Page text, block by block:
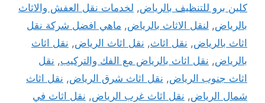
كلين برو للتنظيف بالرياض, لخدمات نقل العفش والاثاث
بالرياض, لنقل الاثاث بالرياض, ماهي افضل شركة نقل
اثاث بالرياض, نقل اثاث, نقل اثاث الرياض, نقل اثاث
بالرياض, نقل اثاث بالرياض مع الفك والتركيب, نقل
اثاث جنوب الرياض, نقل اثاث شرق الرياض, نقل اثاث
شمال الرياض, نقل اثاث غرب الرياض, نقل اثاث في